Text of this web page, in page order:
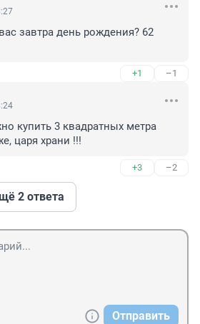
завтра день рождения? 62
+1 –1
купить 3 квадратных метра
царя храни !!!
+3 –2
2 ответа
Отправить